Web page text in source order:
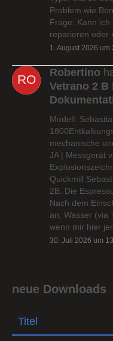
Problem wie
Frage: Kann
reparieren oder
1. August 2026 um
Robertino
Vetrano 2 B
Modell:
mechanische
JA | Messgerät
Quickmill
2B. Die
Nach dem
an; Wasser (via
wenn mir hier
30. Juli 2026 um
neue Downloads
Titel